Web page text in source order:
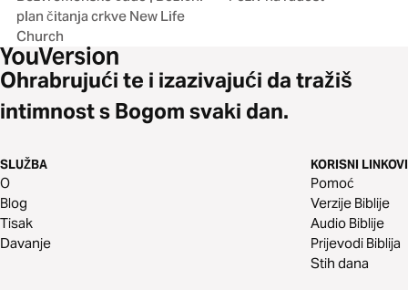
plan čitanja crkve New Life
Church
Ohrabrujući te i izazivajući da tražiš
intimnost s Bogom svaki dan.
SLUŽBA
O
Blog
Tisak
Davanje
KORISNI LINKOVI
Pomoć
Verzije Biblije
Audio Biblije
Prijevodi Biblija
Stih dana